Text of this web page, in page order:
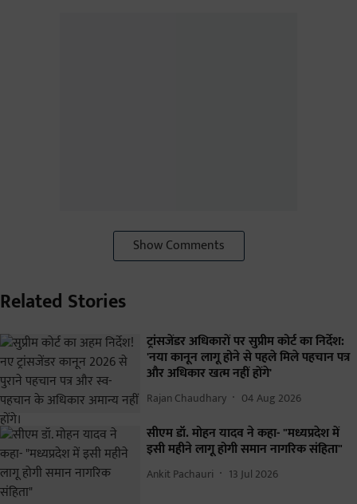
Show Comments
Related Stories
ट्रांसजेंडर अधिकारों पर सुप्रीम कोर्ट का निर्देश:
'नया कानून लागू होने से पहले मिले पहचान पत्र
और अधिकार खत्म नहीं होंगे'
Rajan Chaudhary 04 Aug 2026
सीएम डॉ. मोहन यादव ने कहा- "मध्यप्रदेश में
इसी महीने लागू होगी समान नागरिक संहिता"
Ankit Pachauri 13 Jul 2026